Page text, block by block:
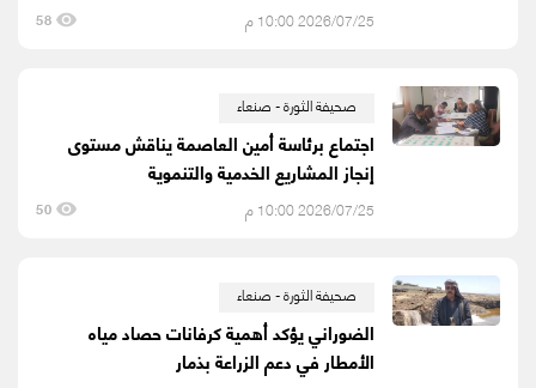
2026/07/25 10:00 م 58
صحيفة الثورة - صنعاء
اجتماع برئاسة أمين العاصمة يناقش مستوى
إنجاز المشاريع الخدمية والتنموية
2026/07/25 10:00 م 50
صحيفة الثورة - صنعاء
الضوراني يؤكد أهمية كرفانات حصاد مياه
الأمطار في دعم الزراعة بذمار